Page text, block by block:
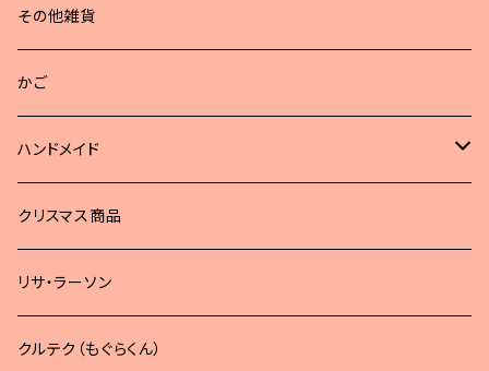
その他雑貨
かご
ハンドメイド
どうぶつブローチ
クリスマス商品
リサ・ラーソン
クルテク（もぐらくん）